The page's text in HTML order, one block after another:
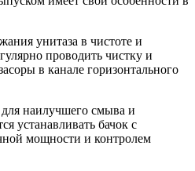
унитаза в чистоте и
проводить чистку и
в канале горизонтального
для наилучшего смыва и
устанавливать бачок с
мощности и контролем